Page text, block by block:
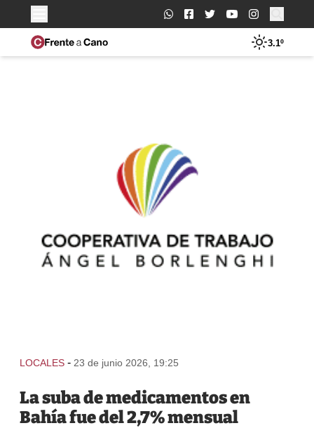
Buscar:
3.1º
LOCALES - 23 de junio 2026, 19:25
La suba de medicamentos en
Bahía fue del 2,7% mensual